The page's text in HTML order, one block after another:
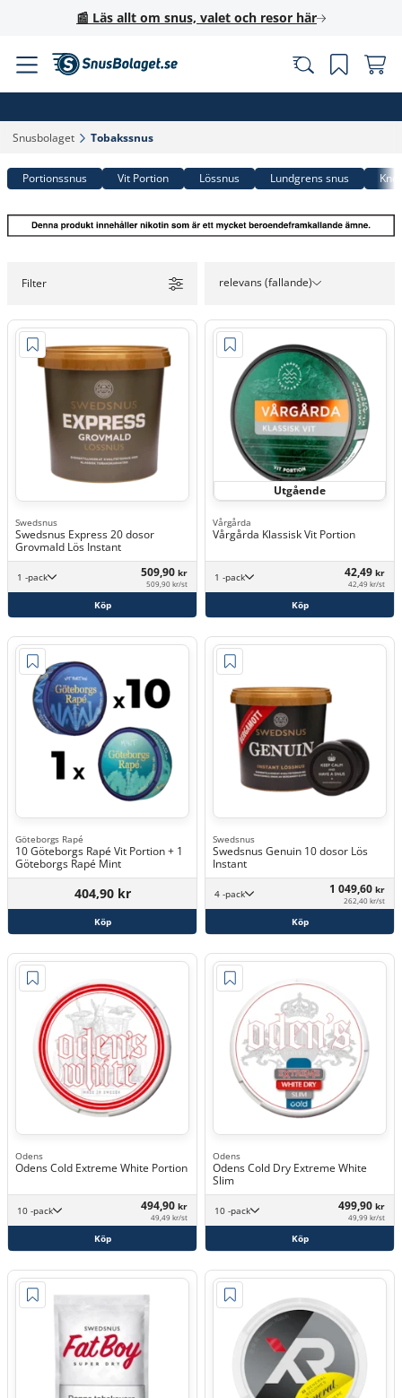
📰 Läs allt om snus, valet och resor här
Snusbolaget‎ Tobakssnus‎
Portionssnus Vit Portion Lössnus Lundgrens snus
Filter relevans (fallande)
Swedsnus
Swedsnus Express 20 dosor
Grovmald Lös Instant
1 -pack 509,90 kr
509,90 kr/st
Köp
Utgående
Vårgårda
Vårgårda Klassisk Vit Portion
1 -pack 42,49 kr
42,49 kr/st
Köp
Göteborgs Rapé
10 Göteborgs Rapé Vit Portion + 1
Göteborgs Rapé Mint
404,90 kr
Köp
Swedsnus
Swedsnus Genuin 10 dosor Lös
Instant
4 -pack 1 049,60 kr
262,40 kr/st
Köp
Odens
Odens Cold Extreme White Portion
10 -pack 494,90 kr
49,49 kr/st
Köp
Odens
Odens Cold Dry Extreme White
Slim
10 -pack 499,90 kr
49,99 kr/st
Köp